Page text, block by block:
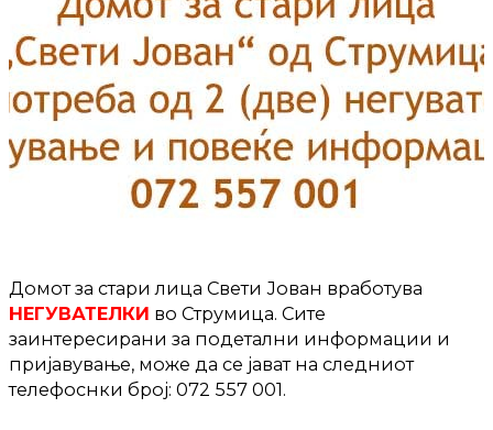
Домот за стари лица Свети Јован вработува
НЕГУВАТЕЛКИ во Струмица. Сите
заинтересирани за подетални информации и
пријавување, може да се јават на следниот
телефоснки броj: 072 557 001.